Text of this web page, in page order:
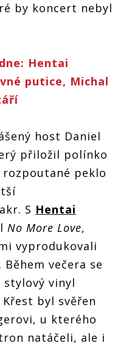
by koncert nebyl
Hentai
putice, Michal
host Daniel
přiložil polínko
peklo
S Hentai
No More Love,
vyprodukovali
večera se
stylový vinyl
byl svěřen
u kterého
natáčeli, ale i